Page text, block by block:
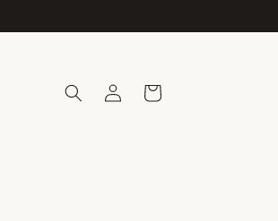
Iniciar
sesión
Carrito